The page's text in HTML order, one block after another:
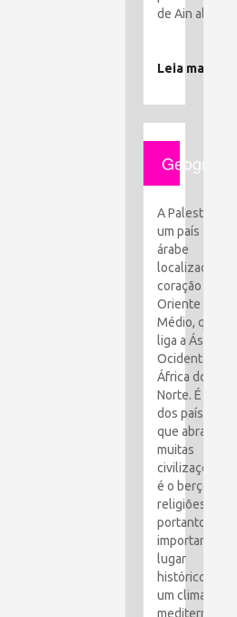
de Ain al-
Leia mais
Geografia
A Palestina é
um país
árabe
localizado no
coração do
Oriente
Médio, que
liga a Ásia
Ocidental e a
África do
Norte. É um
dos países
que abraçou
muitas
civilizações e
é o berço das
religiões. É,
portanto, um
importante
lugar
histórico com
um clima
mediterrâneo